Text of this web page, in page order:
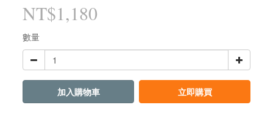
NT$1,180
數量
加入購物車 立即購買